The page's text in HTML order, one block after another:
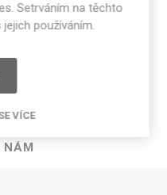
NÁM
Setrváním na těchto
používáním.
VÍCE